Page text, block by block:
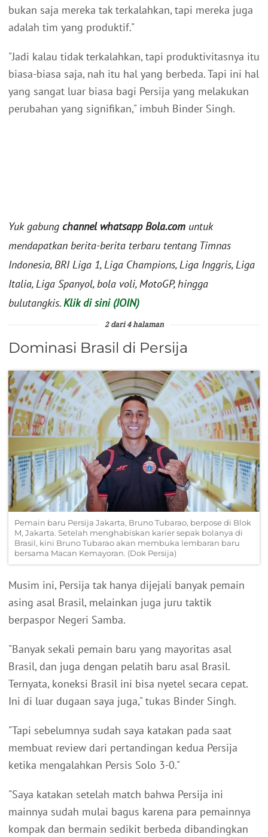
bukan saja mereka tak terkalahkan, tapi mereka juga
adalah tim yang produktif."
"Jadi kalau tidak terkalahkan, tapi produktivitasnya itu
biasa-biasa saja, nah itu hal yang berbeda. Tapi ini hal
yang sangat luar biasa bagi Persija yang melakukan
perubahan yang signifikan," imbuh Binder Singh.
Yuk gabung channel whatsapp Bola.com untuk
mendapatkan berita-berita terbaru tentang Timnas
Indonesia, BRI Liga 1, Liga Champions, Liga Inggris, Liga
Italia, Liga Spanyol, bola voli, MotoGP, hingga
bulutangkis.Klik di sini (JOIN)
2 dari 4 halaman
Dominasi Brasil di Persija
Pemain baru Persija Jakarta, Bruno Tubarao, berpose di Blok
M, Jakarta. Setelah menghabiskan karier sepak bolanya di
Brasil, kini Bruno Tubarao akan membuka lembaran baru
bersama Macan Kemayoran. (Dok Persija)
Musim ini, Persija tak hanya dijejali banyak pemain
asing asal Brasil, melainkan juga juru taktik
berpaspor Negeri Samba.
"Banyak sekali pemain baru yang mayoritas asal
Brasil, dan juga dengan pelatih baru asal Brasil.
Ternyata, koneksi Brasil ini bisa nyetel secara cepat.
Ini di luar dugaan saya juga," tukas Binder Singh.
"Tapi sebelumnya sudah saya katakan pada saat
membuat review dari pertandingan kedua Persija
ketika mengalahkan Persis Solo 3-0."
"Saya katakan setelah match bahwa Persija ini
mainnya sudah mulai bagus karena para pemainnya
kompak dan bermain sedikit berbeda dibandingkan